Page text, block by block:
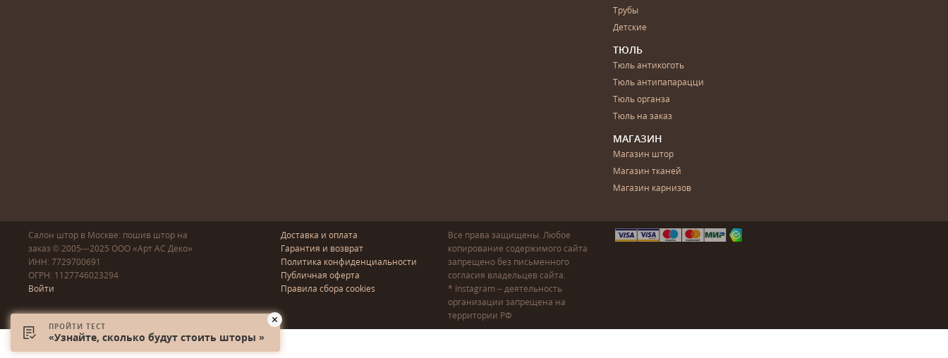
Трубы
Детские
ТЮЛЬ
Тюль антикоготь
Тюль антипапарацци
Тюль органза
Тюль на заказ
МАГАЗИН
Магазин штор
Магазин тканей
Магазин карнизов
Салон штор в Москве: пошив штор на
заказ © 2005—2025 ООО «Арт АС Деко»
ИНН: 7729700691
ОГРН: 1127746023294
Войти
Доставка и оплата
Гарантия и возврат
Политика конфиденциальности
Публичная оферта
Правила сбора cookies
Все права защищены. Любое
копирование содержимого сайта
запрещено без письменного
согласия владельцев сайта.
* Instagram – деятельность
организации запрещена на
территории РФ
ПРОЙТИ ТЕСТ
«Узнайте, сколько будут стоить шторы »